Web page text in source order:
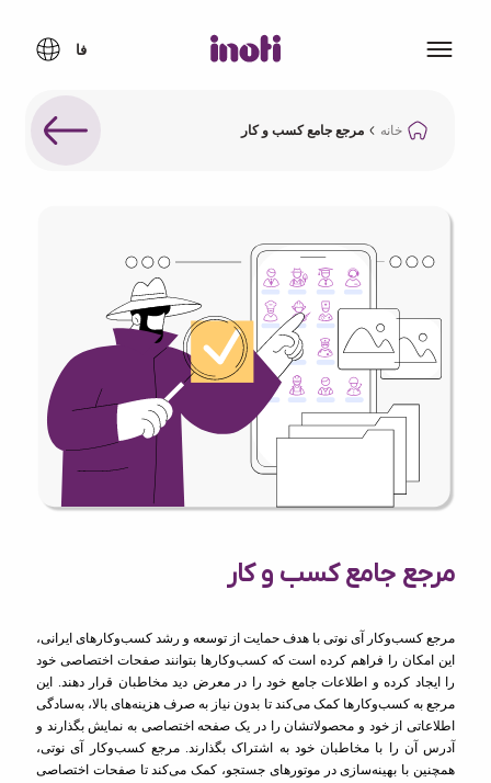
خانه مرجع جامع کسب و کار
مرجع جامع کسب و کار
مرجع کسب‌وکار آی نوتی با هدف حمایت از توسعه و رشد کسب‌وکارهای ایرانی،
این امکان را فراهم کرده است که کسب‌وکارها بتوانند صفحات اختصاصی خود
را ایجاد کرده و اطلاعات جامع خود را در معرض دید مخاطبان قرار دهند. این
مرجع به کسب‌وکارها کمک می‌کند تا بدون نیاز به صرف هزینه‌های بالا، به‌سادگی
اطلاعاتی از خود و محصولاتشان را در یک صفحه اختصاصی به نمایش بگذارند و
آدرس آن را با مخاطبان خود به اشتراک بگذارند. مرجع کسب‌وکار آی نوتی،
همچنین با بهینه‌سازی در موتورهای جستجو، کمک می‌کند تا صفحات اختصاصی